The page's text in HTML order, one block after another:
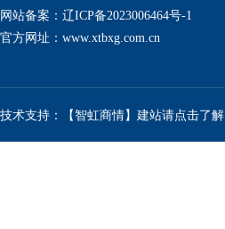
网站备案：辽ICP备2023006464号-1
官方网址： www.xtbxg.com.cn
技术支持：【智虹商情】建站请点击了解